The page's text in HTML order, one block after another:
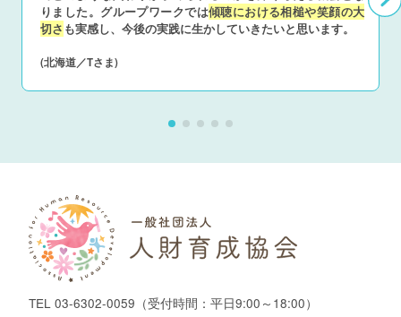
りました。グループワークでは傾聴における相槌や笑顔の大
切さ も実感し、今後の実践に生かしていきたいと思います。
(北海道／Tさま)
TEL 03-6302-0059 （受付時間：平日9:00～18:00）